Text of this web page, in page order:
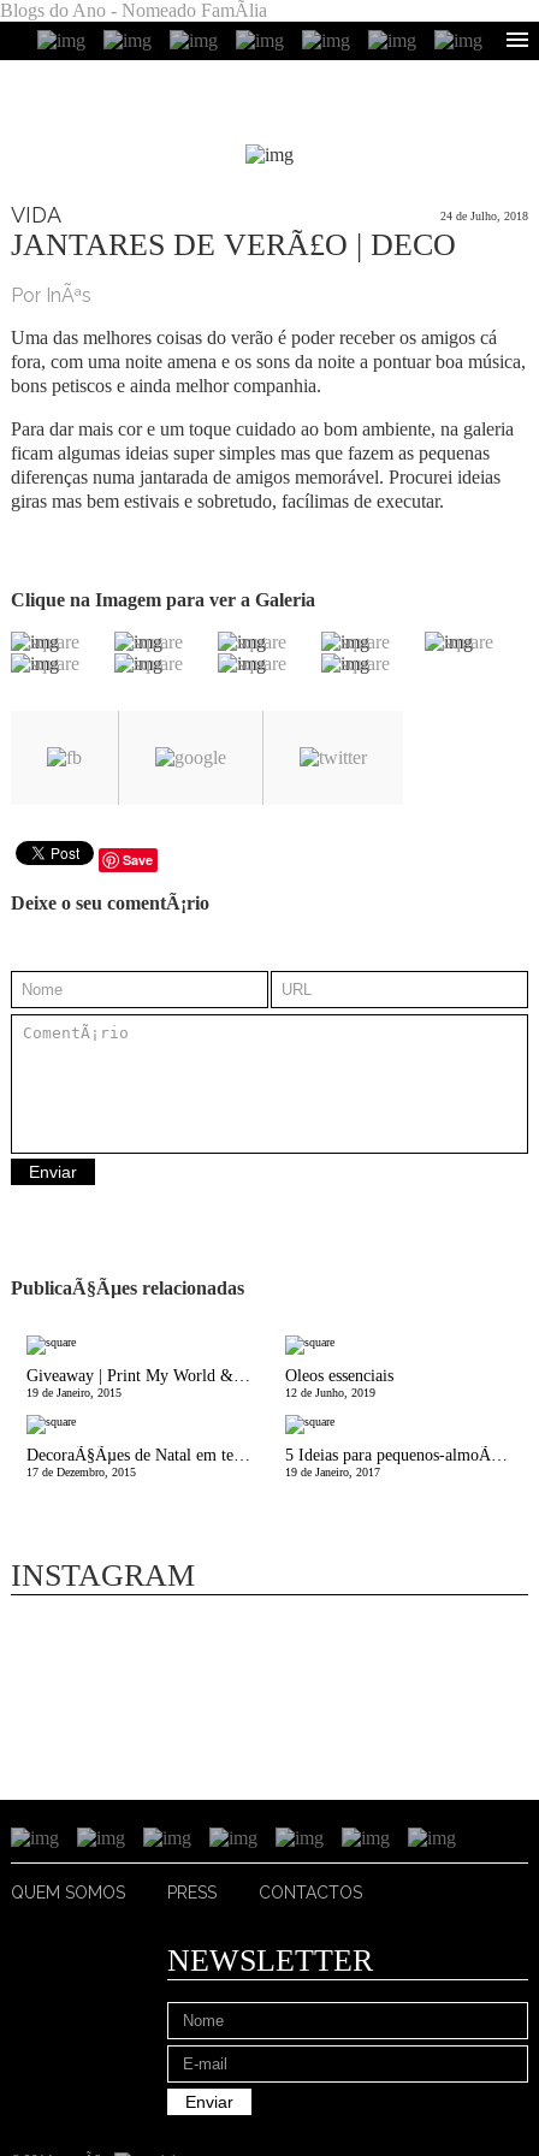
Blogs do Ano - Nomeado FamÃ­lia
VIDA 24 de Julho, 2018
JANTARES DE VERÃ£O | DECO
Por InÃªs
Uma das melhores coisas do verão é poder receber os amigos cá
fora, com uma noite amena e os sons da noite a pontuar boa música,
bons petiscos e ainda melhor companhia.
Para dar mais cor e um toque cuidado ao bom ambiente, na galeria
ficam algumas ideias super simples mas que fazem as pequenas
diferenças numa jantarada de amigos memorável. Procurei ideias
giras mas bem estivais e sobretudo, facílimas de executar.
Clique na Imagem para ver a Galeria
Save
Deixe o seu comentÃ¡rio
PublicaÃ§Ãµes relacionadas
19 de Janeiro, 2015
Oleos essenciais
12 de Junho, 2019
DecoraÃ§Ãµes de Natal em tempo record
17 de Dezembro, 2015 19 de Janeiro, 2017
INSTAGRAM
QUEM SOMOS PRESS CONTACTOS
NEWSLETTER